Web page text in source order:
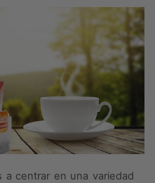
a centrar en una variedad